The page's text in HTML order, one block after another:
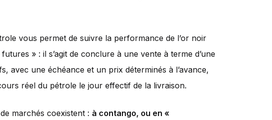
vous permet de suivre la performance de l’or noir
» : il s’agit de conclure à une vente à terme d’une
avec une échéance et un prix déterminés à l’avance,
réel du pétrole le jour effectif de la livraison.
marchés coexistent : à contango, ou en «